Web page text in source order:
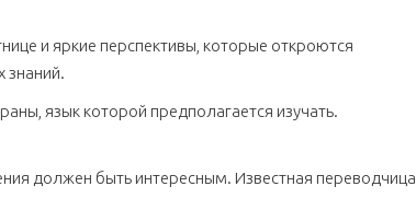
и яркие перспективы, которые откроются
знаний.
язык которой предполагается изучать.
должен быть интересным. Известная переводчица